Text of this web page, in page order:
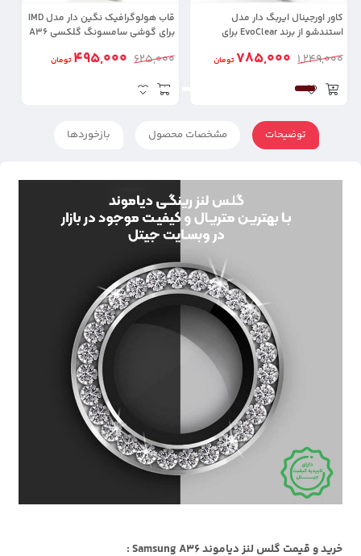
کاور اورجینال ایربگ دار مدل
استندشو از برند EvoClear برای
1,249,000
785,000 تومان
قاب هولوگرافیک نگین دار مدل IMD
برای گوشی سامسونگ گلکسی A36
625,000
495,000 تومان
توضیحات مشخصات محصول بازخوردها
خرید و قیمت گلس لنز دیاموند Samsung A36 :